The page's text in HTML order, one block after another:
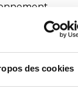
des cookies
alimentaire